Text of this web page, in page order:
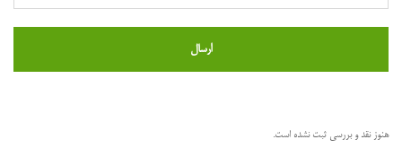
هنوز نقد و بررسی ثبت نشده است.